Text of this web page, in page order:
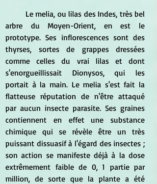
arbre du Moyen-Orient, en est le
prototype. Ses inflorescences sont des
thyrses, sortes de grappes dressées
comme celles du vrai lilas et dont
s'enorgueillissait Dionysos, qui les
portait à la main. Le melia s'est fait la
flatteuse réputation de n'être attaqué
par aucun insecte parasite. Ses graines
contiennent en effet une substance
chimique qui se révèle être un très
puissant dissuasif à l'égard des insectes ;
son action se manifeste déjà à la dose
extrêmement faible de 0, 1 partie par
million, de sorte que la plante a été